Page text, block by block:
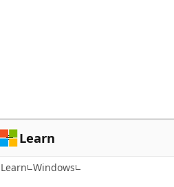
容
Learn
Learn Windows